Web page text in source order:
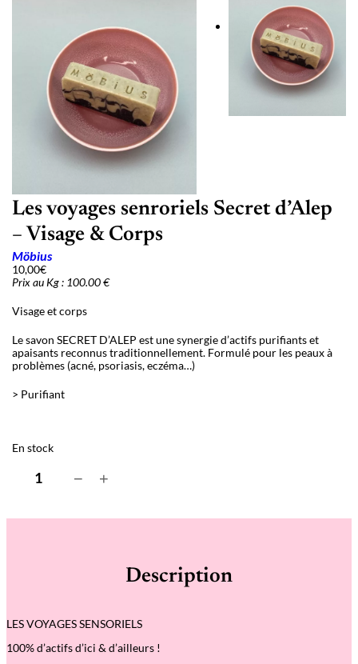
Les voyages senroriels Secret d’Alep
– Visage & Corps
Möbius
10,00€
Prix au Kg : 100.00 €
Visage et corps
Le savon SECRET D’ALEP est une synergie d’actifs purifiants et
apaisants reconnus traditionnellement. Formulé pour les peaux à
problèmes (acné, psoriasis, eczéma…)
> Purifiant
En stock
s
o
− +
Description
LES VOYAGES SENSORIELS
100% d’actifs d’ici & d’ailleurs !